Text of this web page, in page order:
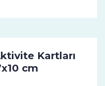
Kartları
cm